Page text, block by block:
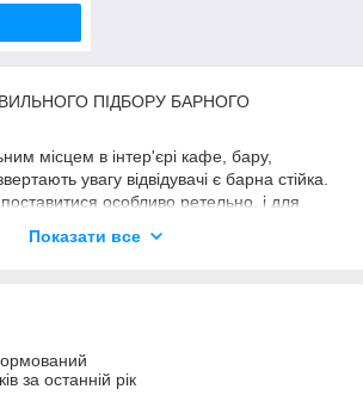
ПІДБОРУ БАРНОГО
місцем в інтер'єрі кафе, бару,
увагу відвідувачі є барна стійка.
особливо ретельно, і для
не зовсім до речі. Тому, визначте
- одна з найголовніших складових
Показати все
за останній рік